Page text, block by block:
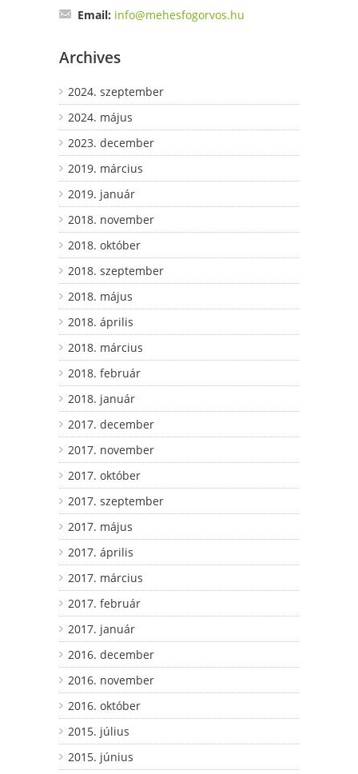
Email: info@mehesfogorvos.hu
Archives
2024. szeptember
2024. május
2023. december
2019. március
2019. január
2018. november
2018. október
2018. szeptember
2018. május
2018. április
2018. március
2018. február
2018. január
2017. december
2017. november
2017. október
2017. szeptember
2017. május
2017. április
2017. március
2017. február
2017. január
2016. december
2016. november
2016. október
2015. július
2015. június